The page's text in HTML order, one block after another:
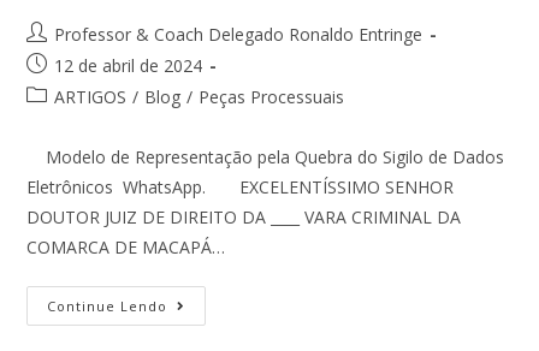
Professor & Coach Delegado Ronaldo Entringe
12 de abril de 2024
ARTIGOS / Blog / Peças Processuais
Modelo de Representação pela Quebra do Sigilo de Dados
Eletrônicos WhatsApp. EXCELENTÍSSIMO SENHOR
DOUTOR JUIZ DE DIREITO DA ____ VARA CRIMINAL DA
COMARCA DE MACAPÁ…
Continue Lendo